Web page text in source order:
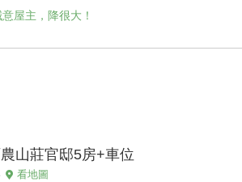
屋主，降很大！
農山莊官邸5房+車位
看地圖